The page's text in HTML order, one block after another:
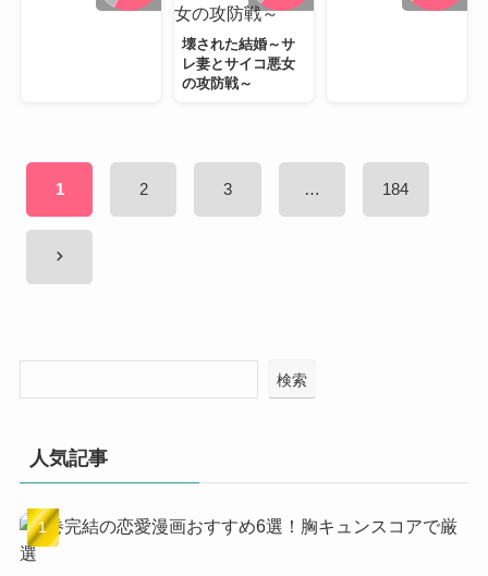
壊された結婚～サ
レ妻とサイコ悪女
の攻防戦～
投
の
り
1 2 3 … 184
chevron_right
検索
人気記事